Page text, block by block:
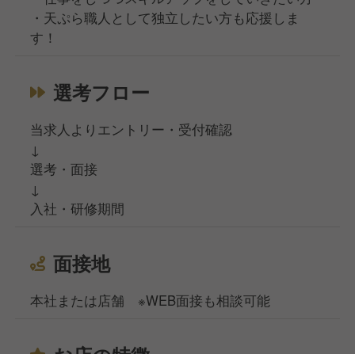
・天ぷら職人として独立したい方も応援しま
す！
選考フロー
当求人よりエントリー・受付確認
↓
選考・面接
↓
入社・研修期間
面接地
本社または店舗 ※WEB面接も相談可能